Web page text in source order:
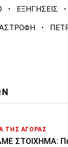
· ΕΞΗΓΗΣΕΙΣ ·
·
ΤΗΣ ΑΓΟΡΑΣ
ΣΤΟΙΧΗΜΑ: